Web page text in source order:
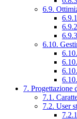
6.9.
6.10.
7. Progettazione
7.1.
7.2. User